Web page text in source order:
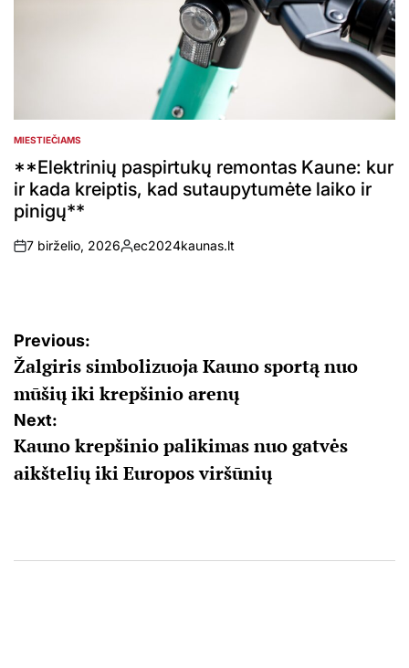
POSTED
MIESTIEČIAMS
**Elektrinių paspirtukų remontas Kaune: kur
ir kada kreiptis, kad sutaupytumėte laiko ir
pinigų**
on
7 birželio, 2026
Posted
ec2024kaunas.lt
Navigacija
tarp
įrašų
Previous:
Žalgiris simbolizuoja Kauno sportą nuo
mūšių iki krepšinio arenų
Next:
Kauno krepšinio palikimas nuo gatvės
aikštelių iki Europos viršūnių